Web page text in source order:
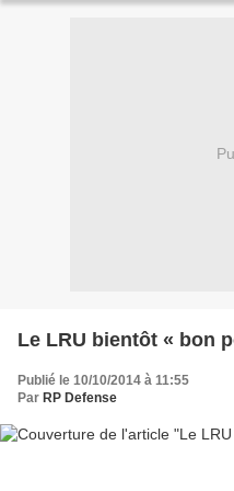
Le LRU bientôt « bon
Publié le 10/10/2014 à 11:55
Par RP Defense